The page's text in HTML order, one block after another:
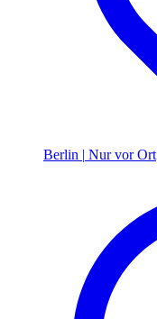
Berlin | Nur vor Ort